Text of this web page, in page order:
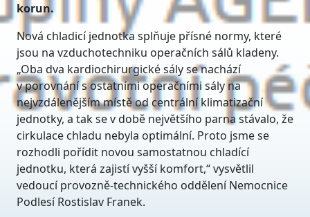
korun.
Nová chladicí jednotka splňuje přísné normy, které
jsou na vzduchotechniku operačních sálů kladeny.
„Oba dva kardiochirurgické sály se nachází
v porovnání s ostatními operačními sály na
nejvzdálenějším místě od centrální klimatizační
jednotky, a tak se v době největšího parna stávalo, že
cirkulace chladu nebyla optimální. Proto jsme se
rozhodli pořídit novou samostatnou chladící
jednotku, která zajistí vyšší komfort,“ vysvětlil
vedoucí provozně-technického oddělení Nemocnice
Podlesí Rostislav Franek.